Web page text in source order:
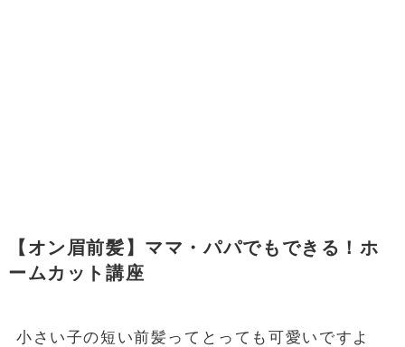
【オン眉前髪】ママ・パパでもできる！ホ
ームカット講座
小さい子の短い前髪ってとっても可愛いですよ